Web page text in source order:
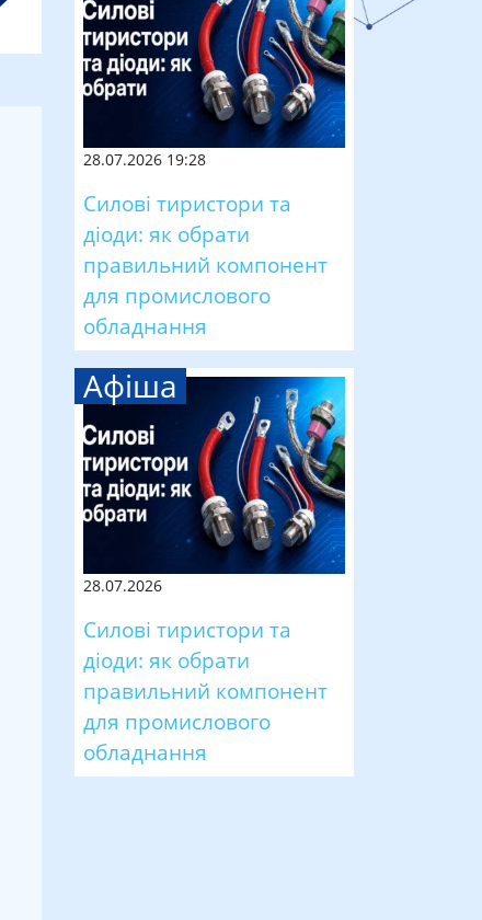
28.07.2026 19:28
Силові тиристори та
діоди: як обрати
правильний компонент
для промислового
обладнання
Афіша
28.07.2026
Силові тиристори та
діоди: як обрати
правильний компонент
для промислового
обладнання